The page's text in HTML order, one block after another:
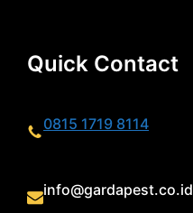
Quick Contact
0815 1719 8114
info@gardapest.co.id